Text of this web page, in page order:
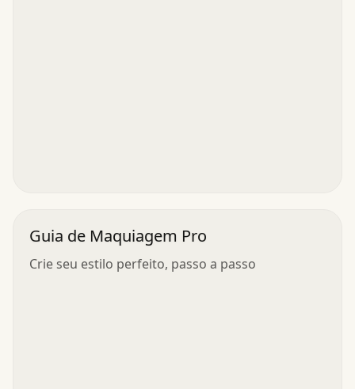
Guia de Maquiagem Pro
Crie seu estilo perfeito, passo a passo